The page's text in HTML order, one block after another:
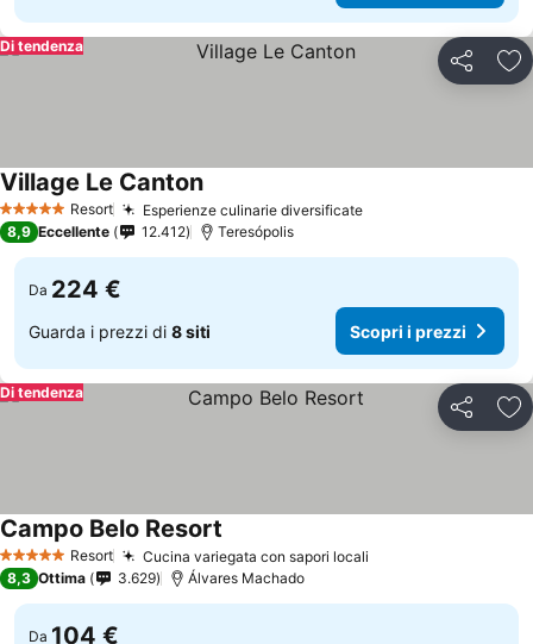
Condividi
Di tendenza
5 Stelle Resort Esperienze culinarie diversificate
Village Le Canton
8,9 Eccellente 12.412 Teresópolis
Da 224 €
Guarda i prezzi di 8 siti Scopri i prezzi
Condividi
Di tendenza
5 Stelle Resort Cucina variegata con sapori locali
Campo Belo Resort
8,3 Ottima 3.629 Álvares Machado
Da 104 €